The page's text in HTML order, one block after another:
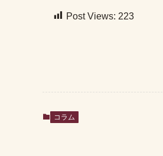
Post Views: 223
コラム